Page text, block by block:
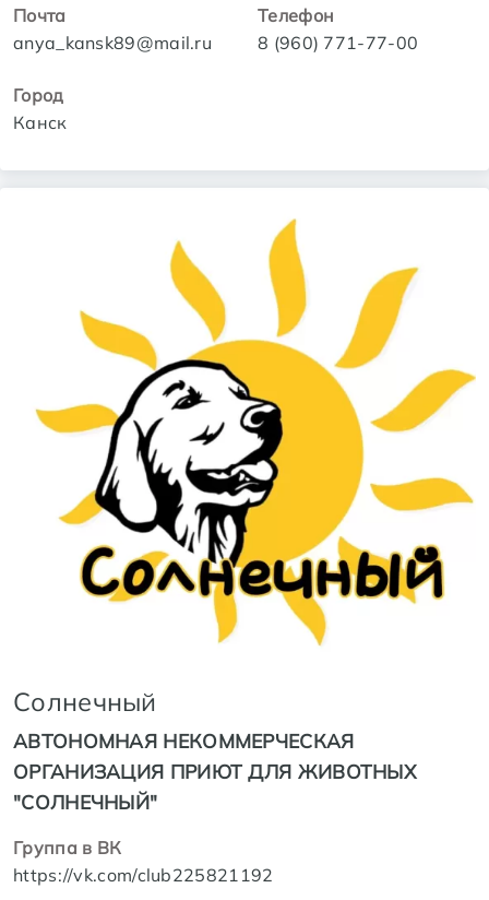
Почта
anya_kansk89@mail.ru
Телефон
8 (960) 771-77-00
Город
Канск
Солнечный
АВТОНОМНАЯ НЕКОММЕРЧЕСКАЯ
ОРГАНИЗАЦИЯ ПРИЮТ ДЛЯ ЖИВОТНЫХ
"СОЛНЕЧНЫЙ"
Группа в ВК
https://vk.com/club225821192